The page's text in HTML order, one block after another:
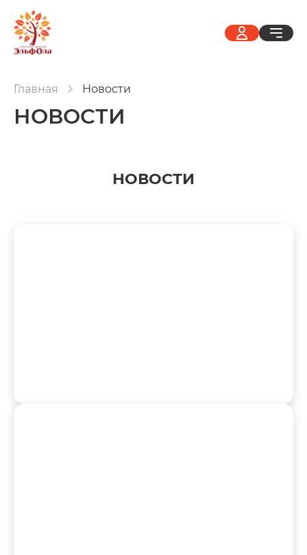
Главная Новости
НОВОСТИ
НОВОСТИ